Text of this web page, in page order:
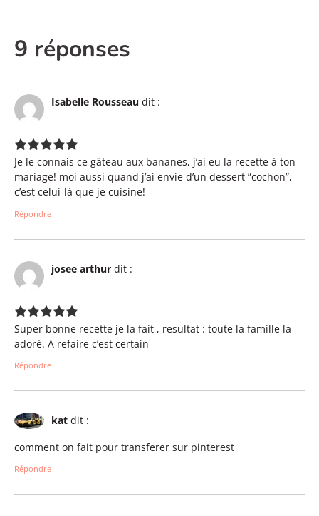
9 réponses
Isabelle Rousseau dit :
Je le connais ce gâteau aux bananes, j’ai eu la recette à ton
mariage! moi aussi quand j’ai envie d’un dessert ”cochon”,
c’est celui-là que je cuisine!
Répondre
josee arthur dit :
Super bonne recette je la fait , resultat : toute la famille la
adoré. A refaire c’est certain
Répondre
kat dit :
comment on fait pour transferer sur pinterest
Répondre